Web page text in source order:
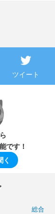
ツイート
です！
総合